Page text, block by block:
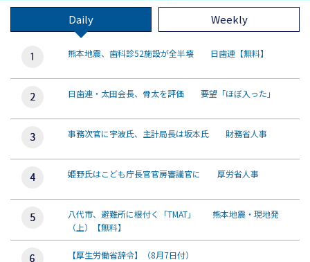
Daily Weekly
熊本地震、歯科診52施設が全半壊 日歯連【無料】
日歯連・太田会長、骨太を評価 要望「ほぼ入った」
事務次官に宇波氏、主計局長は坂本氏 財務省人事
姫野氏はこども庁長官官房審議官に 厚労省人事
八代市、避難所に根付く「TMAT」 熊本地震・現地発
（上）【無料】
【厚生労働省辞令】（8月7日付）